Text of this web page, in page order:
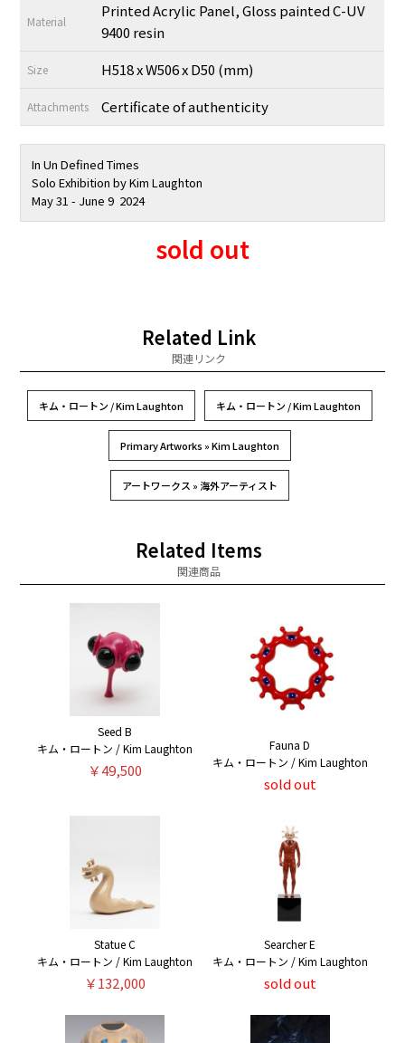
Material
Printed Acrylic Panel, Gloss painted C-UV
9400 resin
Size H518 x W506 x D50 (mm)
Attachments Certificate of authenticity
In Un Defined Times
Solo Exhibition by Kim Laughton
May 31 - June 9 2024
sold out
Related Link
関連リンク
キム・ロートン / Kim Laughton キム・ロートン / Kim Laughton
Primary Artworks » Kim Laughton
アートワークス » 海外アーティスト
Related Items
関連商品
Seed B
キム・ロートン / Kim Laughton
￥49,500
Fauna D
キム・ロートン / Kim Laughton
sold out
Statue C
キム・ロートン / Kim Laughton
￥132,000
Searcher E
キム・ロートン / Kim Laughton
sold out